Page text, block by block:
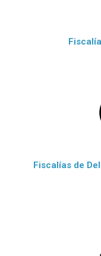
Fiscalías de